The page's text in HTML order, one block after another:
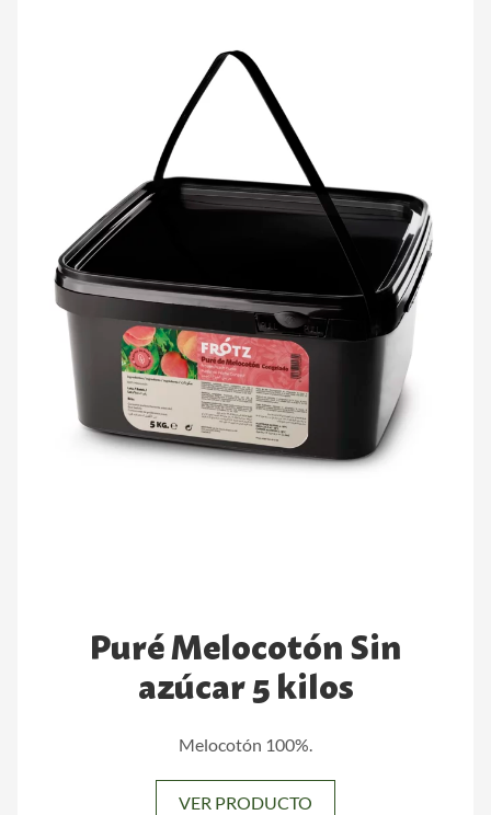
Puré Melocotón Sin
azúcar 5 kilos
Melocotón 100%.
VER PRODUCTO